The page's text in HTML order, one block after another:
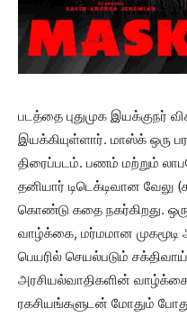
படத்தை புதுமுக இயக்குநர்
இயக்கியுள்ளார். மாஸ்க் ஒரு
திரைப்படம். பணம் மற்றும்
தனியார் டிடெக்டிவான
கொண்டு கதை நகர்கிறது.
வாழ்க்கை, மர்மமான
பெயரில் செயல்படும்
அரசியல்வாதிகளின்
ரகசியங்களுடன் மோதும் போது